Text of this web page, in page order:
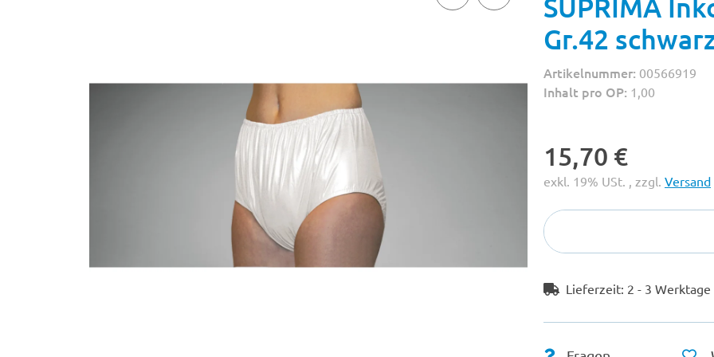
Gr.42
Artikelnummer: 00566919
Inhalt pro OP: 1,00
15,70 €
exkl. 19% USt. , zzgl. Versand
Lieferzeit: 2 - 3